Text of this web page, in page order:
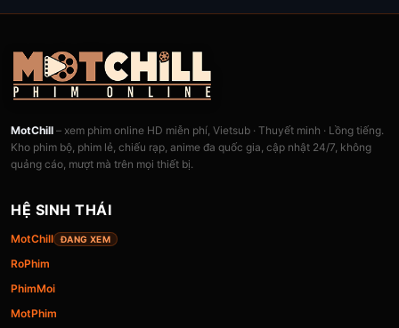
MotChill – xem phim online HD miễn phí, Vietsub · Thuyết minh · Lồng tiếng.
Kho phim bộ, phim lẻ, chiếu rạp, anime đa quốc gia, cập nhật 24/7, không
quảng cáo, mượt mà trên mọi thiết bị.
HỆ SINH THÁI
MotChill ĐANG XEM
RoPhim
PhimMoi
MotPhim